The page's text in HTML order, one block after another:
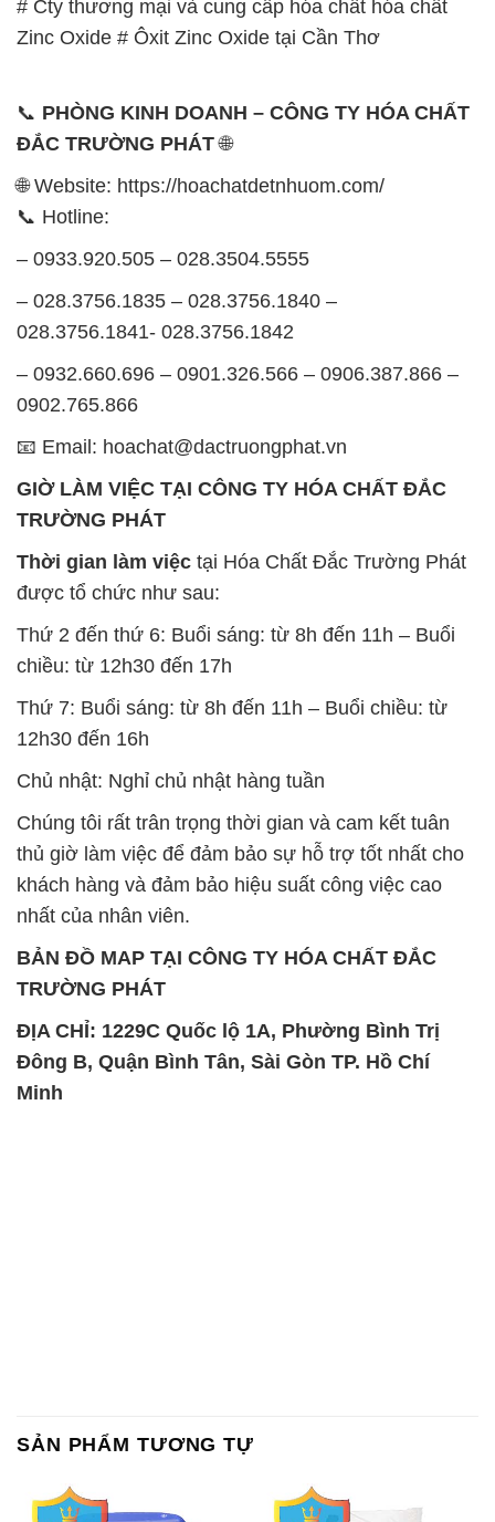
# Cty thương mại và cung cấp hóa chất hóa chất
Zinc Oxide # Ôxit Zinc Oxide tại Cần Thơ
📞 PHÒNG KINH DOANH – CÔNG TY HÓA CHẤT
ĐẮC TRƯỜNG PHÁT🌐
🌐 Website: https://hoachatdetnhuom.com/
📞 Hotline:
– 0933.920.505 – 028.3504.5555
– 028.3756.1835 – 028.3756.1840 –
028.3756.1841- 028.3756.1842
– 0932.660.696 – 0901.326.566 – 0906.387.866 –
0902.765.866
📧 Email: hoachat@dactruongphat.vn
GIỜ LÀM VIỆC TẠI CÔNG TY HÓA CHẤT ĐẮC
TRƯỜNG PHÁT
Thời gian làm việc tại Hóa Chất Đắc Trường Phát
được tổ chức như sau:
Thứ 2 đến thứ 6: Buổi sáng: từ 8h đến 11h – Buổi
chiều: từ 12h30 đến 17h
Thứ 7: Buổi sáng: từ 8h đến 11h – Buổi chiều: từ
12h30 đến 16h
Chủ nhật: Nghỉ chủ nhật hàng tuần
Chúng tôi rất trân trọng thời gian và cam kết tuân
thủ giờ làm việc để đảm bảo sự hỗ trợ tốt nhất cho
khách hàng và đảm bảo hiệu suất công việc cao
nhất của nhân viên.
BẢN ĐỒ MAP TẠI CÔNG TY HÓA CHẤT ĐẮC
TRƯỜNG PHÁT
ĐỊA CHỈ: 1229C Quốc lộ 1A, Phường Bình Trị
Đông B, Quận Bình Tân, Sài Gòn TP. Hồ Chí
Minh
SẢN PHẨM TƯƠNG TỰ